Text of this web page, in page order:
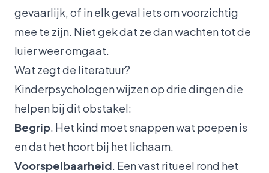
gevaarlijk, of in elk geval iets om voorzichtig
mee te zijn. Niet gek dat ze dan wachten tot de
luier weer omgaat.
Wat zegt de literatuur?
Kinderpsychologen wijzen op drie dingen die
helpen bij dit obstakel:
Begrip. Het kind moet snappen wat poepen is
en dat het hoort bij het lichaam.
Voorspelbaarheid. Een vast ritueel rond het